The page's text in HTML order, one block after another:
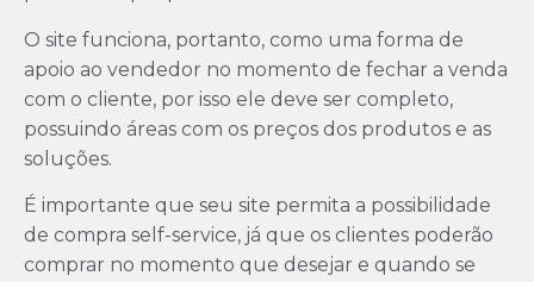
O site funciona, portanto, como uma forma de
apoio ao vendedor no momento de fechar a venda
com o cliente, por isso ele deve ser completo,
possuindo áreas com os preços dos produtos e as
soluções.
É importante que seu site permita a possibilidade
de compra self-service, já que os clientes poderão
comprar no momento que desejar e quando se